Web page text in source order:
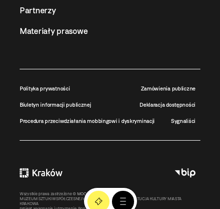
Partnerzy
Materiały prasowe
Polityka prywatności Zamówienia publiczne
Biuletyn informacji publicznej Deklaracja dostępności
Procedura przeciwdziałania mobbingowi i dyskryminacji Sygnaliści
Wszystkie prawa zastrzeżone © MOCAK2011-2026
MUZEUM SZTUKI WSPÓŁCZESNEJ W KRAKOWIE MOCAK – INSTYTUCJA KULTURY MIASTA
KRAKOWA